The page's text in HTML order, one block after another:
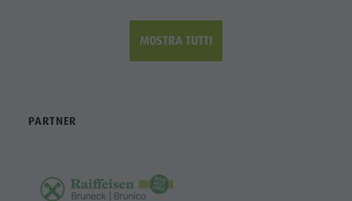
MOSTRA TUTTI
PARTNER